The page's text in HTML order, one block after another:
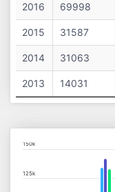
2016 69998
2015 31587
2014 31063
2013 14031
Chart
Bar chart with 10 data
125k
150k